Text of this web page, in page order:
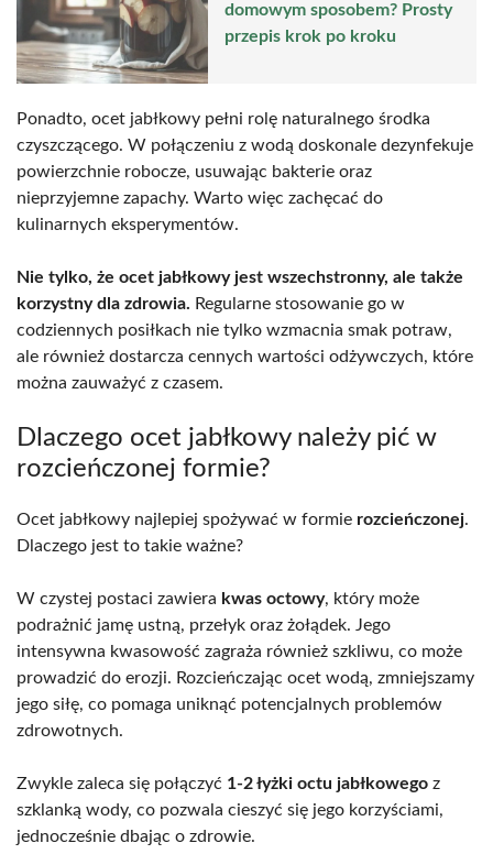
domowym sposobem? Prosty
przepis krok po kroku
Ponadto, ocet jabłkowy pełni rolę naturalnego środka
czyszczącego. W połączeniu z wodą doskonale dezynfekuje
powierzchnie robocze, usuwając bakterie oraz
nieprzyjemne zapachy. Warto więc zachęcać do
kulinarnych eksperymentów.
Nie tylko, że ocet jabłkowy jest wszechstronny, ale także
korzystny dla zdrowia. Regularne stosowanie go w
codziennych posiłkach nie tylko wzmacnia smak potraw,
ale również dostarcza cennych wartości odżywczych, które
można zauważyć z czasem.
Dlaczego ocet jabłkowy należy pić w
rozcieńczonej formie?
Ocet jabłkowy najlepiej spożywać w formie rozcieńczonej.
Dlaczego jest to takie ważne?
W czystej postaci zawiera kwas octowy, który może
podrażnić jamę ustną, przełyk oraz żołądek. Jego
intensywna kwasowość zagraża również szkliwu, co może
prowadzić do erozji. Rozcieńczając ocet wodą, zmniejszamy
jego siłę, co pomaga uniknąć potencjalnych problemów
zdrowotnych.
Zwykle zaleca się połączyć 1-2 łyżki octu jabłkowego z
szklanką wody, co pozwala cieszyć się jego korzyściami,
jednocześnie dbając o zdrowie.